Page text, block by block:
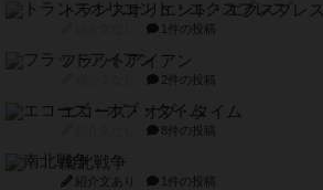
トランスオリエント・エクスプレス
1件の投稿
フラットアイアン
2件の投稿
エコーズ・オブ・タイム
8件の投稿
南北戦争
紹介文あり 1件の投稿